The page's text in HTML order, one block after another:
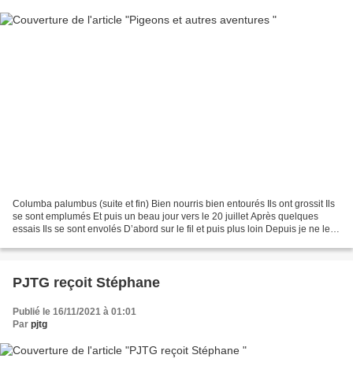
Columba palumbus (suite et fin) Bien nourris bien entourés Ils ont grossit Ils
se sont emplumés Et puis un beau jour vers le 20 juillet Après quelques
essais Ils se sont envolés D’abord sur le fil et puis plus loin Depuis je ne les
PJTG reçoit Stéphane
Publié le 16/11/2021 à 01:01
Par pjtg